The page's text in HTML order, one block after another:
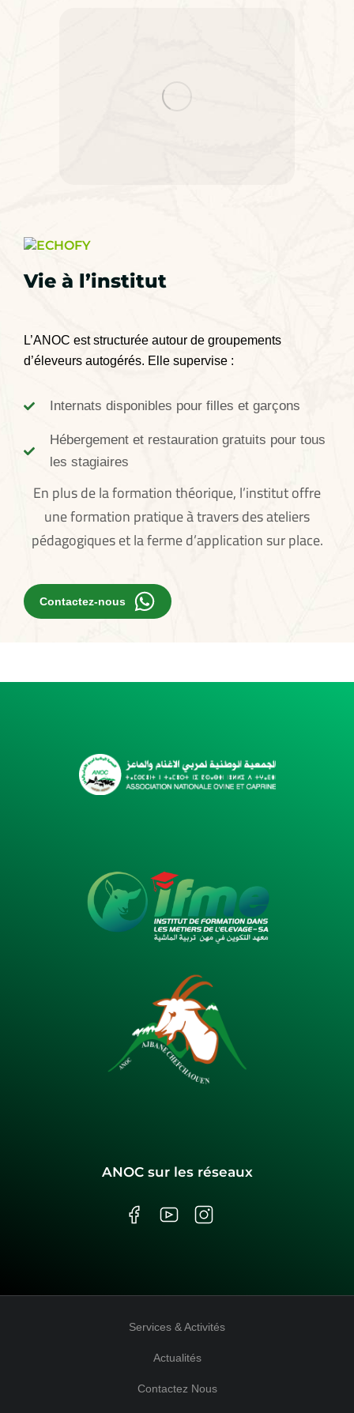
Vie à l’institut
L’ANOC est structurée autour de groupements
d’éleveurs autogérés. Elle supervise :
Internats disponibles pour filles et garçons
Hébergement et restauration gratuits pour tous
les stagiaires
En plus de la formation théorique, l’institut offre
une formation pratique à travers des ateliers
pédagogiques et la ferme d’application sur place.
Contactez-nous
ANOC sur les réseaux
Services & Activités
Actualités
Contactez Nous